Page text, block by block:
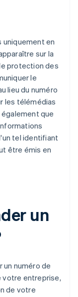
en
sur la
protection des
le
lieu du numéro
les télémédias
que
tel identifiant
être émis en
un
un numéro de
votre entreprise,
de votre